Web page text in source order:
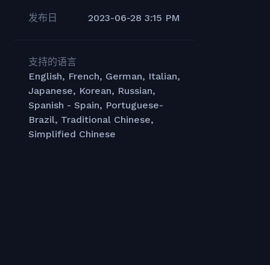
发布日 2023-06-28 3:15 PM
支持的语言
English, French, German, Italian,
Japanese, Korean, Russian,
Spanish - Spain, Portuguese-
Brazil, Traditional Chinese,
Simplified Chinese